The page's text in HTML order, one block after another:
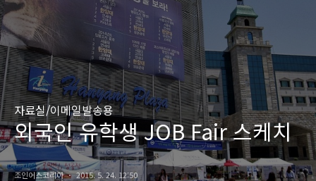
자료실/이메일발송용
외국인 유학생 JOB Fair 스케치
조인어스코리아 2015. 5. 24. 12:50